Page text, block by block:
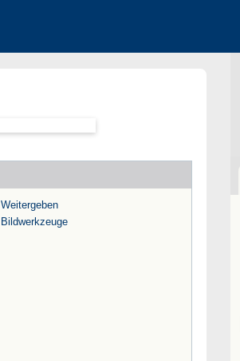
Weitergeben
Bildwerkzeuge